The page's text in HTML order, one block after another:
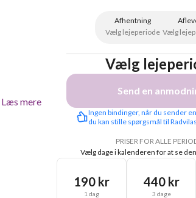
Læs mere
Afhentning
Vælg lejeperiode Vælg
Vælg
Send en
Ingen bindinger, når du sender
du kan stille spørgsmål til
PRISER FOR ALLE
Vælg dage i kalenderen for at se
190 kr
1 dag
440 kr
3 dage